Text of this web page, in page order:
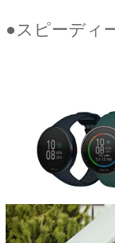
●スピーディ